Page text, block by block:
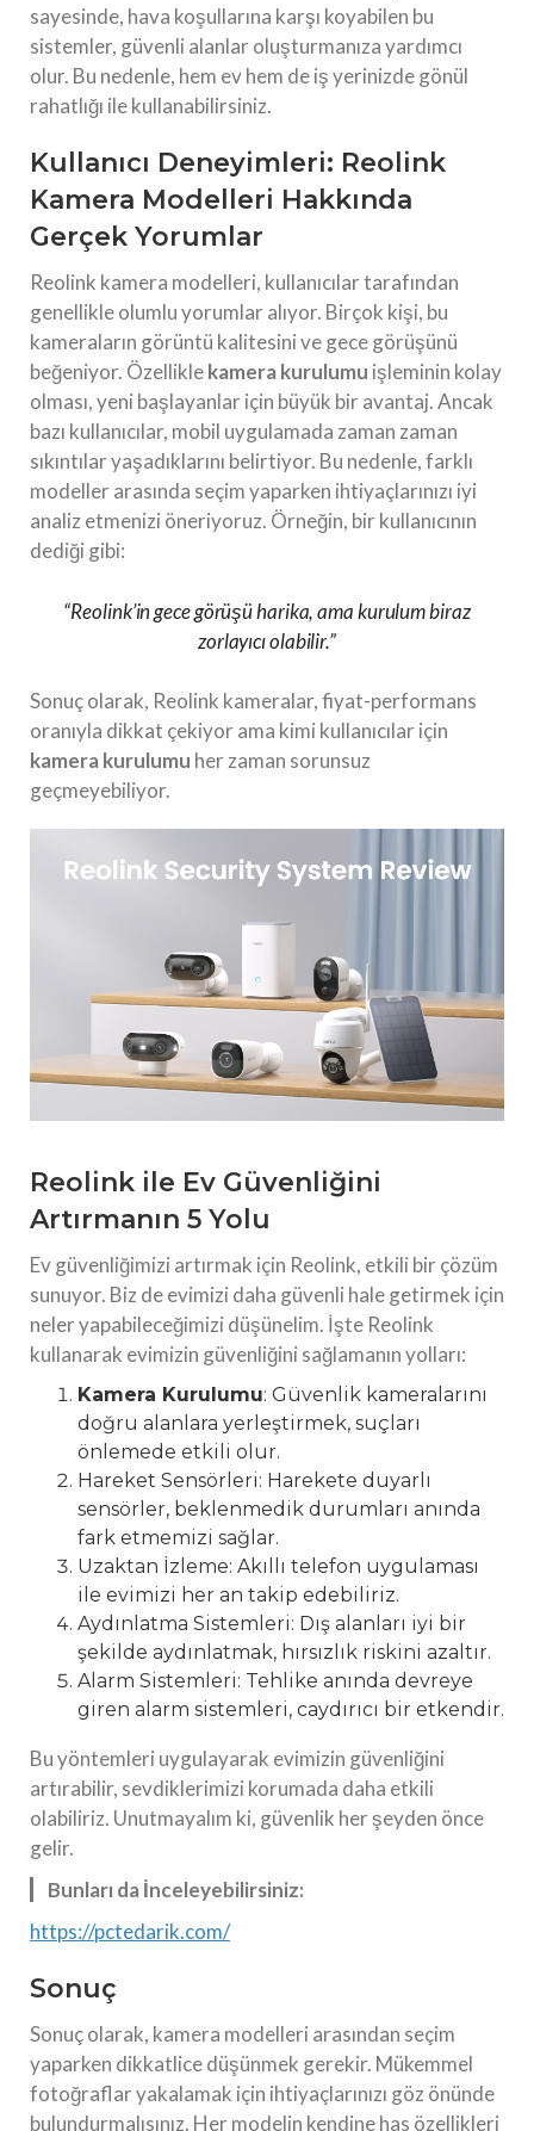
sayesinde, hava koşullarına karşı koyabilen bu
sistemler, güvenli alanlar oluşturmanıza yardımcı
olur. Bu nedenle, hem ev hem de iş yerinizde gönül
rahatlığı ile kullanabilirsiniz.
Kullanıcı Deneyimleri: Reolink
Kamera Modelleri Hakkında
Gerçek Yorumlar
Reolink kamera modelleri, kullanıcılar tarafından
genellikle olumlu yorumlar alıyor. Birçok kişi, bu
kameraların görüntü kalitesini ve gece görüşünü
beğeniyor. Özelliklekamera kurulumu işleminin kolay
olması, yeni başlayanlar için büyük bir avantaj. Ancak
bazı kullanıcılar, mobil uygulamada zaman zaman
sıkıntılar yaşadıklarını belirtiyor. Bu nedenle, farklı
modeller arasında seçim yaparken ihtiyaçlarınızı iyi
analiz etmenizi öneriyoruz. Örneğin, bir kullanıcının
dediği gibi:
“Reolink’in gece görüşü harika, ama kurulum biraz
zorlayıcı olabilir.”
Sonuç olarak, Reolink kameralar, fiyat-performans
oranıyla dikkat çekiyor ama kimi kullanıcılar için
kamera kurulumu her zaman sorunsuz
geçmeyebiliyor.
Reolink ile Ev Güvenliğini
Artırmanın 5 Yolu
Ev güvenliğimizi artırmak için Reolink, etkili bir çözüm
sunuyor. Biz de evimizi daha güvenli hale getirmek için
neler yapabileceğimizi düşünelim. İşte Reolink
kullanarak evimizin güvenliğini sağlamanın yolları:
Kamera Kurulumu: Güvenlik kameralarını
doğru alanlara yerleştirmek, suçları
önlemede etkili olur.
Hareket Sensörleri: Harekete duyarlı
sensörler, beklenmedik durumları anında
fark etmemizi sağlar.
Uzaktan İzleme: Akıllı telefon uygulaması
ile evimizi her an takip edebiliriz.
Aydınlatma Sistemleri: Dış alanları iyi bir
şekilde aydınlatmak, hırsızlık riskini azaltır.
Alarm Sistemleri: Tehlike anında devreye
giren alarm sistemleri, caydırıcı bir etkendir.
Bu yöntemleri uygulayarak evimizin güvenliğini
artırabilir, sevdiklerimizi korumada daha etkili
olabiliriz. Unutmayalım ki, güvenlik her şeyden önce
gelir.
Bunları da İnceleyebilirsiniz:
https://pctedarik.com/
Sonuç
Sonuç olarak, kamera modelleri arasından seçim
yaparken dikkatlice düşünmek gerekir. Mükemmel
fotoğraflar yakalamak için ihtiyaçlarınızı göz önünde
bulundurmalısınız. Her modelin kendine has özellikleri